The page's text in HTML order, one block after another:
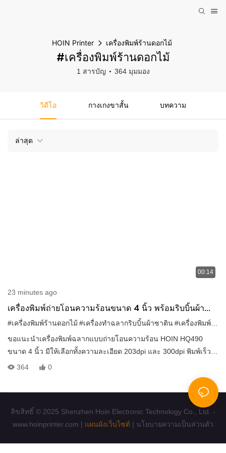
HOIN Printer เครื่องพิมพ์ร้านดอกไม้
#เครื่องพิมพ์ร้านดอกไม้
1 สารบัญ 364 มุมมอง
วิดีโอ กางเกงขาสั้น บทความ
ล่าสุด
00:14
23 minutes ago
เครื่องพิมพ์ถ่ายโอนความร้อนขนาด 4 นิ้ว พร้อมริบบิ้นผ้า
ซาตินหลากสี สำหรับบรรจุภัณฑ์กล่องของขวัญดอกไม้
#เครื่องพิมพ์ร้านดอกไม้ #เครื่องทำฉลากริบบิ้นผ้าซาติน#เครื่องพิมพ์บรรจุภัณฑ์ของขวัญ
ขอแนะนำเครื่องพิมพ์ฉลากแบบถ่ายโอนความร้อน HOIN HQ490
ขนาด 4 นิ้ว มีให้เลือกทั้งความละเอียด 203dpi และ 300dpi พิมพ์เร็ว
152 มม./วินาที รองรับบาร์โค้ด 1D/2D กระดาษม้วน/พับได้ และ
ซอฟต์แวร์ TSPL, ZPL, EPL เหมาะอย่างยิ่งสำหรับฉลากสินค้า ป้าย
ราคา ฉลากดูแลรักษาเสื้อผ้า ฉลากจัดส่ง บรรจุภัณฑ์ และการจัดการ
WhatsApp +8619172692721
อีเมล:cyrus.guan@hoinprinter.com
364 0
ลิขสิทธิ์ © 2025 Shenzhen Hoin Electronic Technology Co., Ltd. -
www.hoinprinter.com | แผนผังเว็บไซต์ | นโยบายความเป็นส่วนตัว